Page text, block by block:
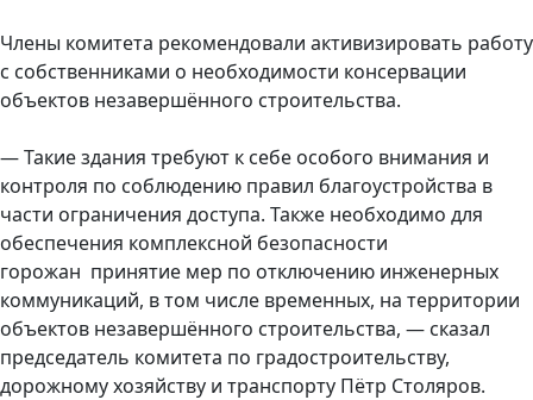
Члены комитета рекомендовали активизировать работу
с собственниками о необходимости консервации
объектов незавершённого строительства.
— Такие здания требуют к себе особого внимания и
контроля по соблюдению правил благоустройства в
части ограничения доступа. Также необходимо для
обеспечения комплексной безопасности
горожан принятие мер по отключению инженерных
коммуникаций, в том числе временных, на территории
объектов незавершённого строительства, — сказал
председатель комитета по градостроительству,
дорожному хозяйству и транспорту Пётр Столяров.